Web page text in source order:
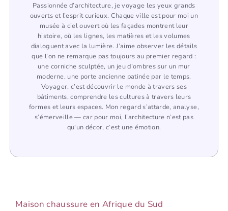
Passionnée d’architecture, je voyage les yeux grands
ouverts et l’esprit curieux. Chaque ville est pour moi un
musée à ciel ouvert où les façades montrent leur
histoire, où les lignes, les matières et les volumes
dialoguent avec la lumière. J’aime observer les détails
que l’on ne remarque pas toujours au premier regard :
une corniche sculptée, un jeu d’ombres sur un mur
moderne, une porte ancienne patinée par le temps.
Voyager, c’est découvrir le monde à travers ses
bâtiments, comprendre les cultures à travers leurs
formes et leurs espaces. Mon regard s’attarde, analyse,
s’émerveille — car pour moi, l’architecture n’est pas
qu'un décor, c’est une émotion.
Maison chaussure en Afrique du Sud